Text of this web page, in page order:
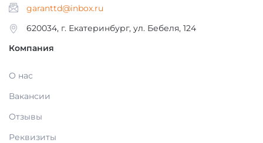
garanttd@inbox.ru
620034, г. Екатеринбург, ул. Бебеля, 124
Компания
О нас
Вакансии
Отзывы
Реквизиты